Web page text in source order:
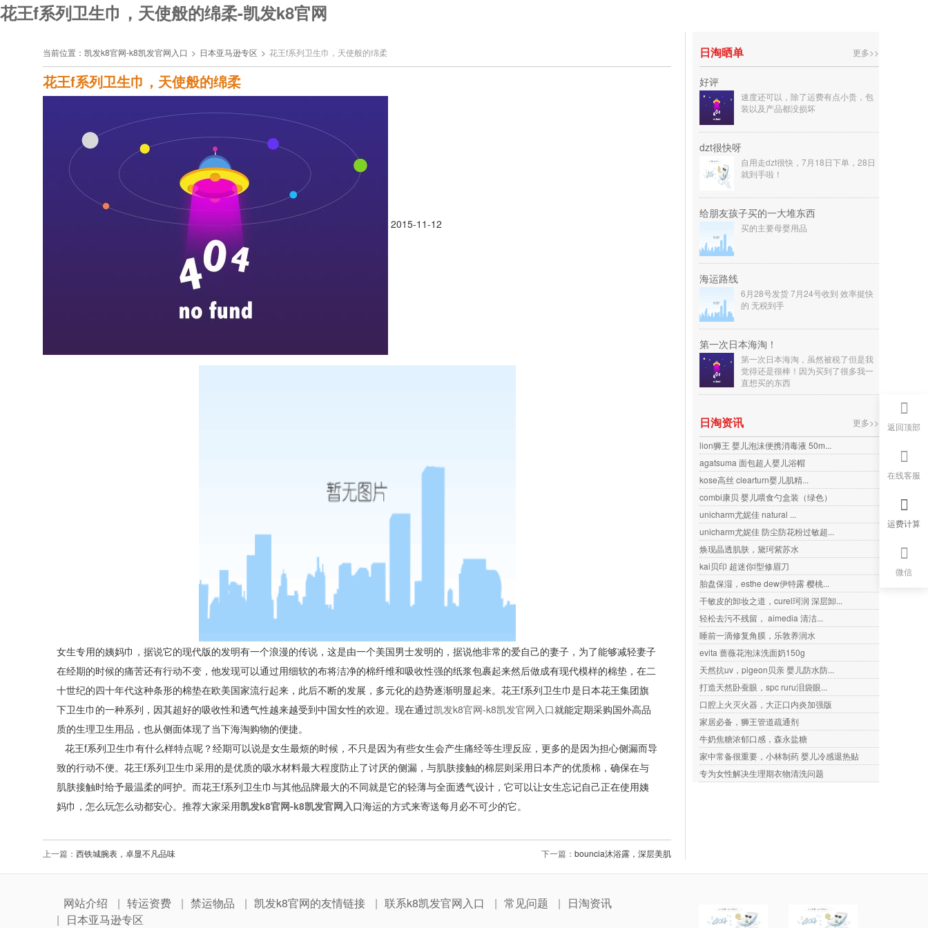
花王f系列卫生巾，天使般的绵柔-凯发k8官网
当前位置： 凯发k8官网-k8凯发官网入口 > 日本亚马逊专区 > 花王f系列卫生巾，天使般的绵柔
花王f系列卫生巾，天使般的绵柔
2015-11-12
女生专用的姨妈巾，据说它的现代版的发明有一个浪漫的传说，这是由一个美国男士发明的，据说他非常的爱自己的妻子，为了能够减轻妻子
在经期的时候的痛苦还有行动不变，他发现可以通过用细软的布将洁净的棉纤维和吸收性强的纸浆包裹起来然后做成有现代模样的棉垫，在二
十世纪的四十年代这种条形的棉垫在欧美国家流行起来，此后不断的发展，多元化的趋势逐渐明显起来。花王f系列卫生巾是日本花王集团旗
下卫生巾的一种系列，因其超好的吸收性和透气性越来越受到中国女性的欢迎。现在通过凯发k8官网-k8凯发官网入口就能定期采购国外高品
质的生理卫生用品，也从侧面体现了当下海淘购物的便捷。
花王f系列卫生巾有什么样特点呢？经期可以说是女生最烦的时候，不只是因为有些女生会产生痛经等生理反应，更多的是因为担心侧漏而导
致的行动不便。花王f系列卫生巾采用的是优质的吸水材料最大程度防止了讨厌的侧漏，与肌肤接触的棉层则采用日本产的优质棉，确保在与
肌肤接触时给予最温柔的呵护。而花王f系列卫生巾与其他品牌最大的不同就是它的轻薄与全面透气设计，它可以让女生忘记自己正在使用姨
妈巾，怎么玩怎么动都安心。推荐大家采用凯发k8官网-k8凯发官网入口海运的方式来寄送每月必不可少的它。
上一篇： 西铁城腕表，卓显不凡品味 下一篇： bouncia沐浴露，深层美肌
日淘晒单 更多>>
好评
速度还可以，除了运费有点小贵，包
装以及产品都没损坏
dzt很快呀
自用走dzt很快，7月18日下单，28日
就到手啦！
给朋友孩子买的一大堆东西
买的主要母婴用品
海运路线
6月28号发货 7月24号收到 效率挺快
的 无税到手
第一次日本海淘！
第一次日本海淘，虽然被税了但是我
觉得还是很棒！因为买到了很多我一
直想买的东西
日淘资讯
更多>>
lion狮王 婴儿泡沫便携消毒液 50m...
agatsuma 面包超人婴儿浴帽
kose高丝 clearturn婴儿肌精...
combi康贝 婴儿喂食勺盒装（绿色）
unicharm尤妮佳 natural ...
unicharm尤妮佳 防尘防花粉过敏超...
焕现晶透肌肤，黛珂紫苏水
kai贝印 超迷你l型修眉刀
胎盘保湿，esthe dew伊特露 樱桃...
干敏皮的卸妆之道，curel珂润 深层卸...
轻松去污不残留， aimedia 清洁...
睡前一滴修复角膜，乐敦养润水
evita 蔷薇花泡沫洗面奶150g
天然抗uv，pigeon贝亲 婴儿防水防...
打造天然卧蚕眼，spc ruru泪袋眼...
口腔上火灭火器，大正口内炎加强版
家居必备，狮王管道疏通剂
牛奶焦糖浓郁口感，森永盐糖
家中常备很重要，小林制药 婴儿冷感退热贴
专为女性解决生理期衣物清洗问题
网站介绍 转运资费 禁运物品 凯发k8官网的友情链接 联系k8凯发官网入口 常见问题
日淘资讯
日本亚马逊专区
返回顶部
在线客服
运费计算
微信